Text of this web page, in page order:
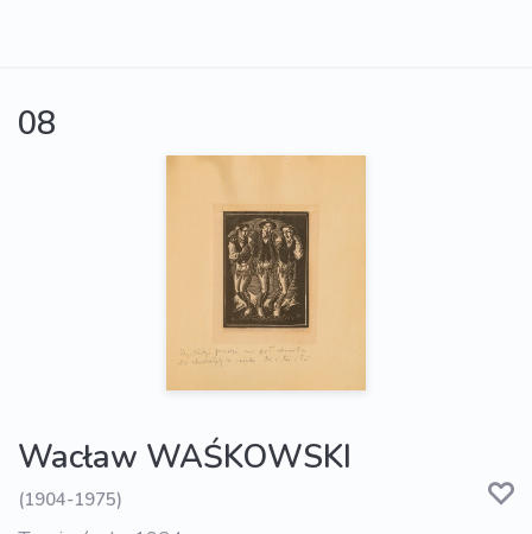
08
Wacław WAŚKOWSKI
(1904-1975)